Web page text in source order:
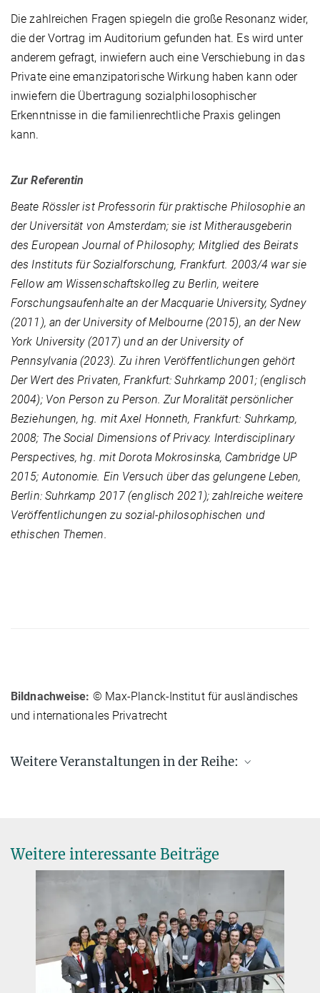
Die zahlreichen Fragen spiegeln die große Resonanz wider,
die der Vortrag im Auditorium gefunden hat. Es wird unter
anderem gefragt, inwiefern auch eine Verschiebung in das
Private eine emanzipatorische Wirkung haben kann oder
inwiefern die Übertragung sozialphilosophischer
Erkenntnisse in die familienrechtliche Praxis gelingen
kann.
Zur Referentin
Beate Rössler ist Professorin für praktische Philosophie an
der Universität von Amsterdam; sie ist Mitherausgeberin
des European Journal of Philosophy; Mitglied des Beirats
des Instituts für Sozialforschung, Frankfurt. 2003/4 war sie
Fellow am Wissenschaftskolleg zu Berlin, weitere
Forschungsaufenhalte an der Macquarie University, Sydney
(2011), an der University of Melbourne (2015), an der New
York University (2017) und an der University of
Pennsylvania (2023). Zu ihren Veröffentlichungen gehört
Der Wert des Privaten, Frankfurt: Suhrkamp 2001; (englisch
2004); Von Person zu Person. Zur Moralität persönlicher
Beziehungen, hg. mit Axel Honneth, Frankfurt: Suhrkamp,
2008; The Social Dimensions of Privacy. Interdisciplinary
Perspectives, hg. mit Dorota Mokrosinska, Cambridge UP
2015; Autonomie. Ein Versuch über das gelungene Leben,
Berlin: Suhrkamp 2017 (englisch 2021); zahlreiche weitere
Veröffentlichungen zu sozial-philosophischen und
ethischen Themen.
Bildnachweise: © Max-Planck-Institut für ausländisches
und internationales Privatrecht
Weitere Veranstaltungen in der Reihe:
Weitere interessante Beiträge